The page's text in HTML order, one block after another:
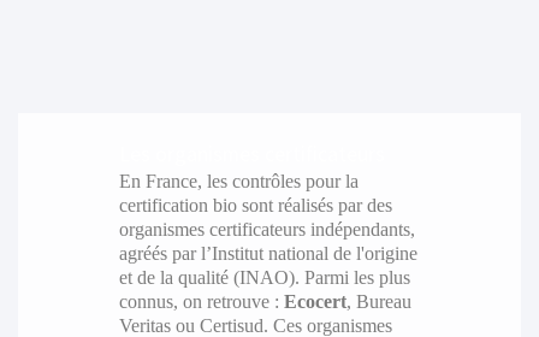
En France, les contrôles pour la
certification bio sont réalisés par des
organismes certificateurs indépendants,
agréés par l’Institut national de l'origine
et de la qualité (INAO). Parmi les plus
connus, on retrouve : Ecocert, Bureau
Veritas ou Certisud. Ces organismes